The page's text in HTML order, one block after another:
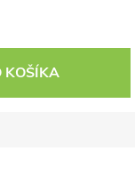
KOŠÍKA